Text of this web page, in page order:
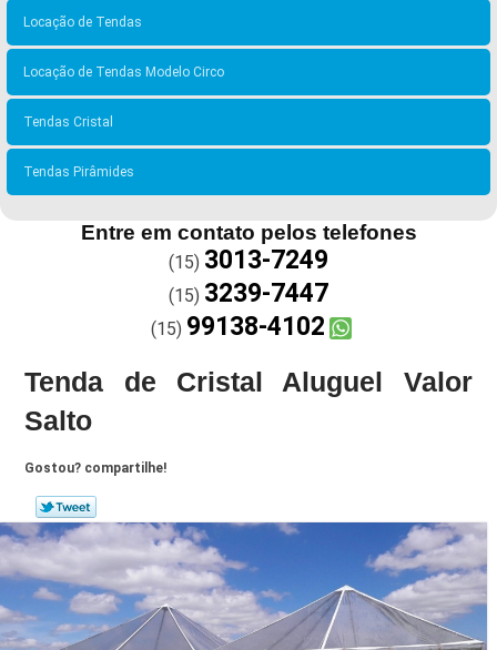
Locação de Tendas
Locação de Tendas Modelo Circo
Tendas Cristal
Tendas Pirâmides
Entre em contato pelos telefones
(15) 3013-7249
(15) 3239-7447
(15) 99138-4102
Tenda de Cristal Aluguel Valor
Salto
Gostou? compartilhe!